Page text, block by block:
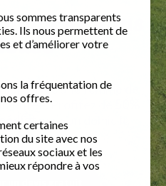
sommes transparents
Ils nous permettent de
et d’améliorer votre
la fréquentation de
offres.
certaines
du site avec nos
sociaux et les
répondre à vos
dans
avec une femme de
Profitez de
pour un domicile